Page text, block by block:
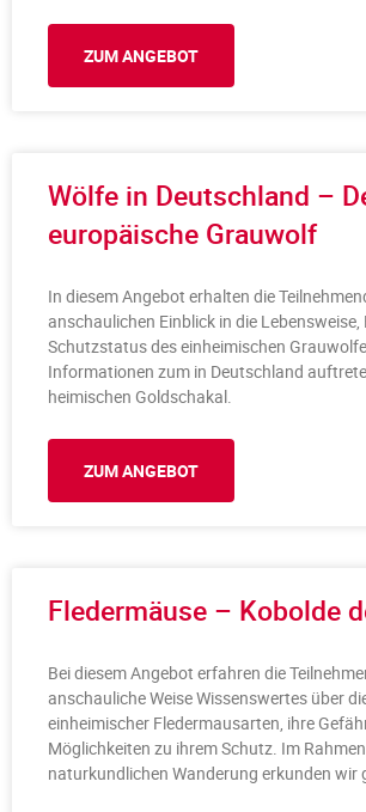
ZUM ANGEBOT
Wölfe in Deutschland –
europäische Grauwolf
In diesem Angebot erhalten die
anschaulichen Einblick in die Lebensweise,
Schutzstatus des einheimischen
Informationen zum in Deutschland
heimischen Goldschakal.
ZUM ANGEBOT
Fledermäuse – Kobolde
Bei diesem Angebot erfahren die
anschauliche Weise Wissenswertes über
einheimischer Fledermausarten, ihre
Möglichkeiten zu ihrem Schutz. Im
naturkundlichen Wanderung erkunden wir